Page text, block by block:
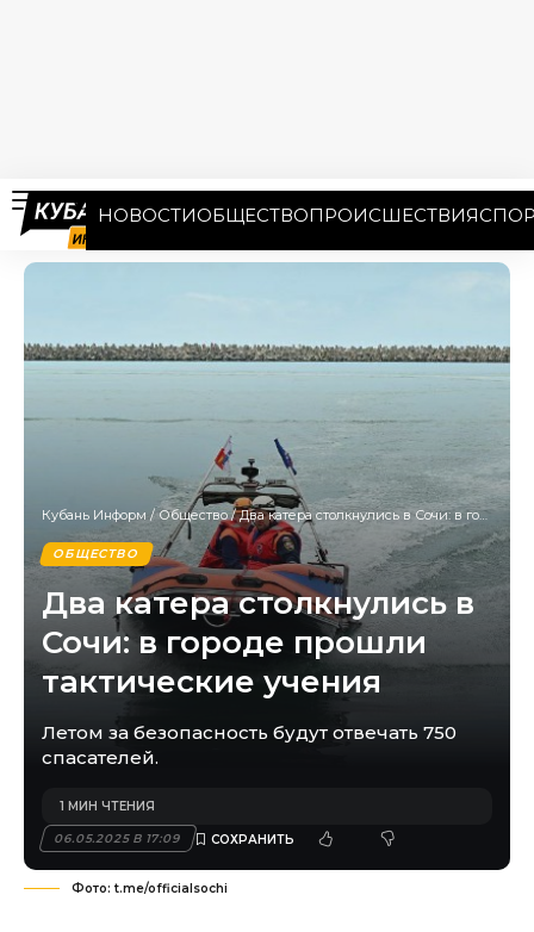
НОВОСТИОБЩЕСТВОПРОИСШЕСТВИЯ
Кубань Информ /Общество/Два катера столкнулись в Сочи: в городе прошли тактические учения
ОБЩЕСТВО
Два катера столкнулись в
Сочи: в городе прошли
тактические учения
Летом за безопасность будут отвечать 750
спасателей.
06.05.2025 В 17:09
1 МИН ЧТЕНИЯ
Фото: t.me/officialsochi